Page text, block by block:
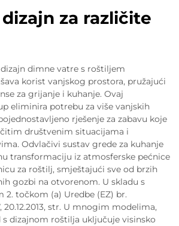
za različite
dimne vatre s roštiljem
korist vanjskog prostora, pružajući
za grijanje i kuhanje. Ovaj
eliminira potrebu za više vanjskih
rješenje za zabavu koje
društvenim situacijama i
Odvlačivi sustav grede za kuhanje
transformaciju iz atmosferske pećnice
za roštilj, smještajući sve od brzih
gozbi na otvorenom. U skladu s
2. točkom (a) Uredbe (EZ) br.
20.12.2013, str. U mnogim modelima,
s dizajnom roštilja uključuje visinsko